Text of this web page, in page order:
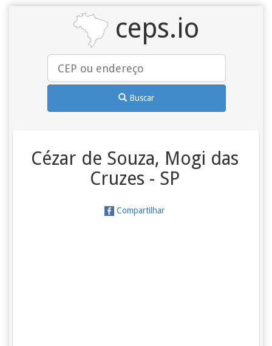
ceps.io
Buscar
Cézar de Souza, Mogi das
Cruzes - SP
Compartilhar